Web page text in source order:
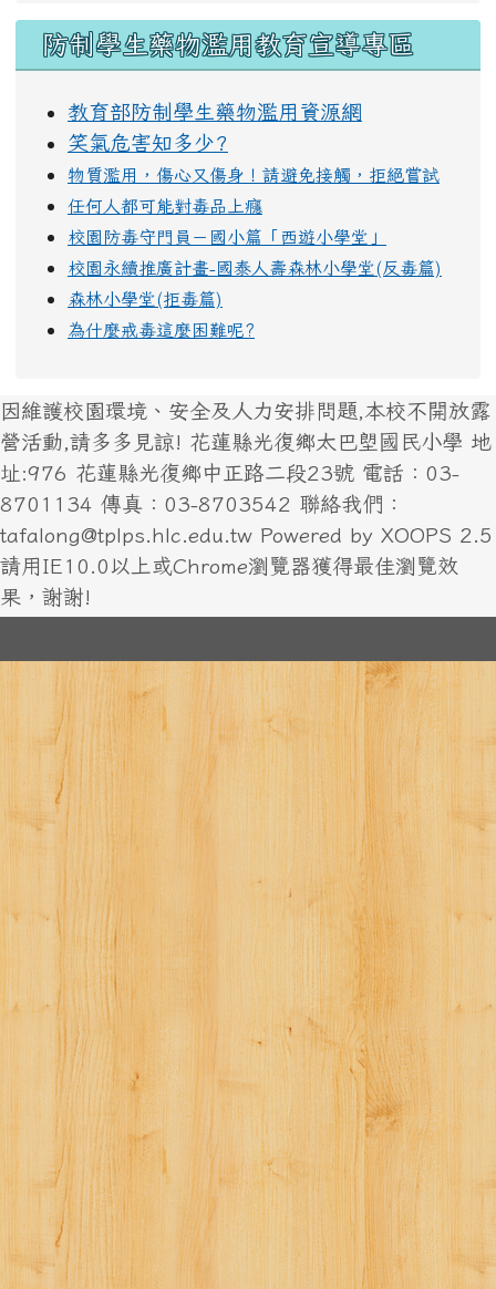
防制學生藥物濫用教育宣導專區
教育部防制學生藥物濫用資源網
笑氣危害知多少?
物質濫用，傷心又傷身！請避免接觸，拒絕嘗試
任何人都可能對毒品上癮
校園防毒守門員－國小篇「西遊小學堂」
校園永續推廣計畫-國泰人壽森林小學堂(反毒篇)
森林小學堂(拒毒篇)
為什麼戒毒這麼困難呢?
因維護校園環境、安全及人力安排問題,本校不開放露
營活動,請多多見諒! 花蓮縣光復鄉太巴塱國民小學 地
址:976 花蓮縣光復鄉中正路二段23號 電話：03-
8701134 傳真：03-8703542 聯絡我們：
tafalong@tplps.hlc.edu.tw Powered by XOOPS 2.5
請用IE10.0以上或Chrome瀏覽器獲得最佳瀏覽效
果，謝謝!